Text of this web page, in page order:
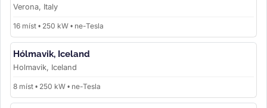
Verona, Italy
16 míst • 250 kW • ne-Tesla
Hólmavik, Iceland
Holmavik, Iceland
8 míst • 250 kW • ne-Tesla